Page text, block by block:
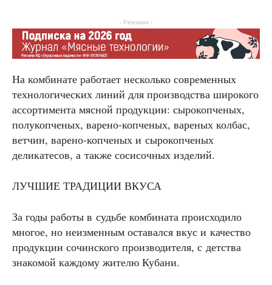
- Реклама -
На комбинате работает несколько современных
технологических линий для производства широкого
ассортимента мясной продукции: сырокопченых,
полукопченых, варено-копченых, вареных колбас,
ветчин, варено-копченых и сырокопченых
деликатесов, а также сосисочных изделий.
ЛУЧШИЕ ТРАДИЦИИ ВКУСА
За годы работы в судьбе комбината происходило
многое, но неизменным оставался вкус и качество
продукции сочинского производителя, с детства
знакомой каждому жителю Кубани.